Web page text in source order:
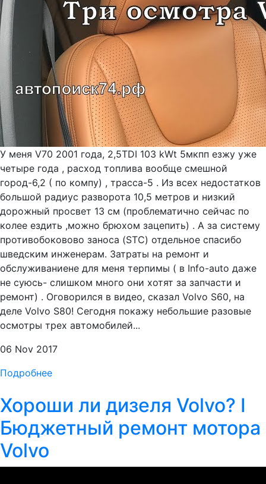
У меня V70 2001 года, 2,5TDI 103 kWt 5мкпп езжу уже
четыре года , расход топлива вообще смешной
город-6,2 ( по компу) , трасса-5 . Из всех недостатков
большой радиус разворота 10,5 метров и низкий
дорожный просвет 13 см (проблематично сейчас по
колее ездить ,можно брюхом зацепить) . А за систему
противобоковово заноса (STC) отдельное спасибо
шведским инженерам. Затраты на ремонт и
обслуживаниене для меня терпимы ( в Info-auto даже
не суюсь- слишком много они хотят за запчасти и
ремонт) . Оговорился в видео, сказал Volvo S60, на
деле Volvo S80! Сегодня покажу небольшие разовые
осмотры трех автомобилей...
06 Nov 2017
Подробнее
Хороши ли дизеля Volvo? I
Бюджетный ремонт мотора
Volvo